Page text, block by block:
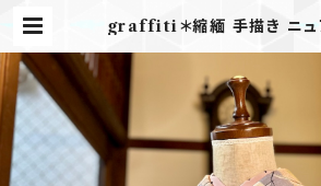
graffiti＊縮緬 手描き ニュ